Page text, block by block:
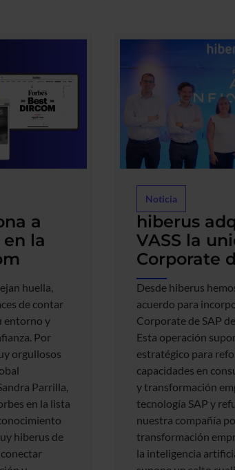
a
la
huella,
de contar
entorno y
Por
orgullosos
Parrilla,
en la lista
hiberus de
hiberus
VASS la
Corporate
Noticia
Desde hiberus
acuerdo para
Corporate de SAP
Esta operación
estratégico para
capacidades en
y transformación
tecnología SAP y
nuestra compañía
transformación
la inteligencia